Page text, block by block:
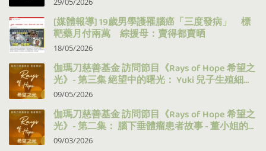
[媒體報導] 19歲男學護罹腦癌「三度發病」 標
靶藥月付兩萬 綜援母：賣得都賣晒
18/05/2026
伽瑪刀慈善基金 訪問節目《Rays of Hope 希望之
光》- 第三集 絕望中的曙光： Yuki 兒子生殖細胞
瘤的治療之路
09/05/2026
伽瑪刀慈善基金 訪問節目《Rays of Hope 希望之
光》- 第二集： 腦下垂體瘤患者故事 - 董小姐的
十年抗病之路
09/03/2026